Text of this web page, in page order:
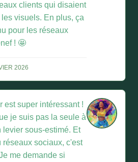
clients qui disaient
visuels. En plus, ça
pour les réseaux
! 🤩
2026
est super intéressant !
je suis pas la seule à
levier sous-estimé. Et
réseaux sociaux, c'est
me demande si